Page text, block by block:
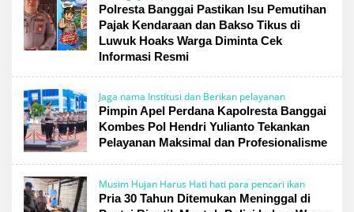
Polresta Banggai Pastikan Isu Pemutihan
Pajak Kendaraan dan Bakso Tikus di
Luwuk Hoaks Warga Diminta Cek
Informasi Resmi
Jaga nama Institusi dan Berikan pelayanan
Pimpin Apel Perdana Kapolresta Banggai
Kombes Pol Hendri Yulianto Tekankan
Pelayanan Maksimal dan Profesionalisme
Musim Hujan Harus Hati hati para pencari ikan
Pria 30 Tahun Ditemukan Meninggal di